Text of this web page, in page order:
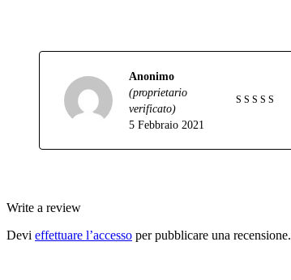
Anonimo
(proprietario
verificato)
5 Febbraio 2021
Write a review
Devi effettuare l’accesso per pubblicare una recensione.